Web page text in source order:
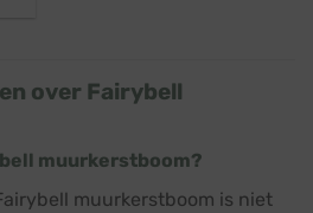
over Fairybell
muurkerstboom?
muurkerstboom is niet